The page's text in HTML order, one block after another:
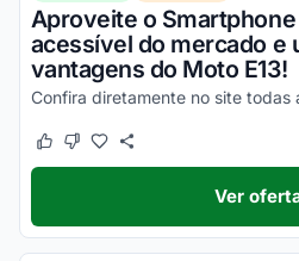
Aproveite o
acessível do mercado e
vantagens do Moto E13!
Este cupom funcionou
Este cupom não funcionou
Ver